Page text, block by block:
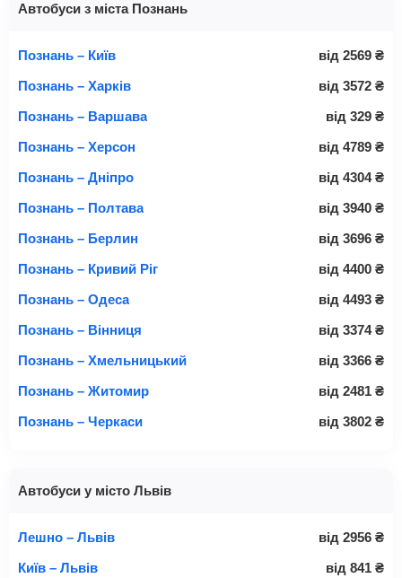
Автобуси з міста Познань
Познань – Київ від 2569 ₴
Познань – Харків
від 3572 ₴
Познань – Варшава
від 329 ₴
Познань – Херсон
від 4789 ₴
Познань – Дніпро
від 4304 ₴
Познань – Полтава
від 3940 ₴
Познань – Берлин
від 3696 ₴
Познань – Кривий Ріг
від 4400 ₴
Познань – Одеса
від 4493 ₴
Познань – Вінниця
від 3374 ₴
Познань – Хмельницький
від 3366 ₴
Познань – Житомир
від 2481 ₴
Познань – Черкаси
від 3802 ₴
Автобуси у місто Львів
Лешно – Львів від 2956 ₴
Київ – Львів
від 841 ₴